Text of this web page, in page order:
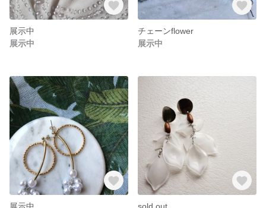
展示中
展示中
チェーンflower
展示中
展示中
sold out